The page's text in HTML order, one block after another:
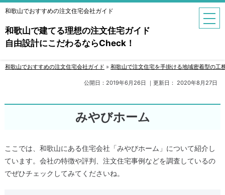
和歌山でおすすめの注文住宅会社ガイド
和歌山で建てる理想の注文住宅ガイド
自由設計にこだわるならCheck！
和歌山で注文住宅を手掛ける地域密着型の工務店
和歌山で注文住宅を手掛ける大手ハウスメーカー
注文住宅で失敗してしまった事例集
ザイン」とは？
和歌山でおすすめの注文住宅会社ガイド » 和歌山で注文住宅を手掛ける地域密着型の工
公開日： 2019年6月26日 ｜更新日： 2020年8月27日
みやびホーム
ここでは、和歌山にある住宅会社「みやびホーム」について紹介し
ています。会社の特徴や評判、注文住宅事例などを調査しているの
でぜひチェックしてみてくださいね。